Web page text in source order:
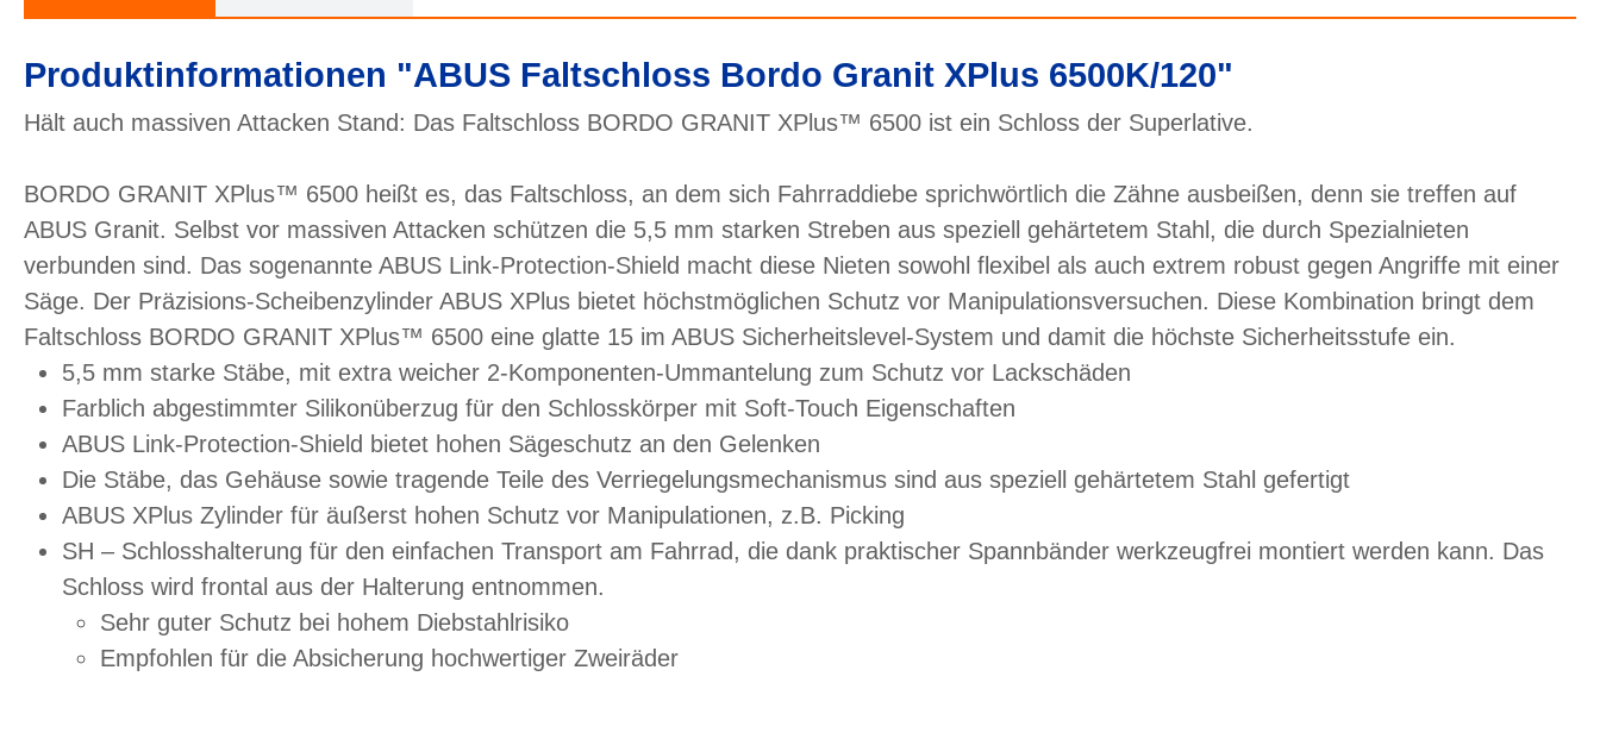
Produktinformationen "ABUS Faltschloss Bordo Granit XPlus 6500K/120"
Hält auch massiven Attacken Stand: Das Faltschloss BORDO GRANIT XPlus™ 6500 ist ein Schloss der Superlative.
BORDO GRANIT XPlus™ 6500 heißt es, das Faltschloss, an dem sich Fahrraddiebe sprichwörtlich die Zähne ausbeißen, denn sie treffen auf
ABUS Granit. Selbst vor massiven Attacken schützen die 5,5 mm starken Streben aus speziell gehärtetem Stahl, die durch Spezialnieten
verbunden sind. Das sogenannte ABUS Link-Protection-Shield macht diese Nieten sowohl flexibel als auch extrem robust gegen Angriffe mit einer
Säge. Der Präzisions-Scheibenzylinder ABUS XPlus bietet höchstmöglichen Schutz vor Manipulationsversuchen. Diese Kombination bringt dem
Faltschloss BORDO GRANIT XPlus™ 6500 eine glatte 15 im ABUS Sicherheitslevel-System und damit die höchste Sicherheitsstufe ein.
5,5 mm starke Stäbe, mit extra weicher 2-Komponenten-Ummantelung zum Schutz vor Lackschäden
Farblich abgestimmter Silikonüberzug für den Schlosskörper mit Soft-Touch Eigenschaften
ABUS Link-Protection-Shield bietet hohen Sägeschutz an den Gelenken
Die Stäbe, das Gehäuse sowie tragende Teile des Verriegelungsmechanismus sind aus speziell gehärtetem Stahl gefertigt
ABUS XPlus Zylinder für äußerst hohen Schutz vor Manipulationen, z.B. Picking
SH – Schlosshalterung für den einfachen Transport am Fahrrad, die dank praktischer Spannbänder werkzeugfrei montiert werden kann. Das
Schloss wird frontal aus der Halterung entnommen.
Sehr guter Schutz bei hohem Diebstahlrisiko
Empfohlen für die Absicherung hochwertiger Zweiräder